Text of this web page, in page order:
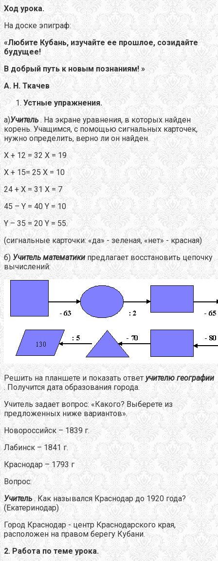
Ход урока.
На доске эпиграф:
«Любите Кубань, изучайте ее прошлое, созидайте
будущее!
В добрый путь к новым познаниям! »
А. Н. Ткачев
Устные упражнения.
а)Учитель . На экране уравнения, в которых найден
корень. Учащимся, с помощью сигнальных карточек,
нужно определить, верно ли он найден.
Х + 12 = 32 Х = 19
Х + 15= 25 Х = 10
24 + Х = 31 Х = 7
45 – Y = 40 Y = 10
Y – 35 = 20 Y = 55.
(сигнальные карточки: «да» - зеленая, «нет» - красная)
б) Учитель математикипредлагает восстановить цепочку
вычислений:
Решить на планшете и показать ответ учителю географии
. Получится дата образования города.
Учитель задает вопрос: «Какого? Выберете из
предложенных ниже вариантов».
Новороссийск – 1839 г.
Лабинск – 1841 г.
Краснодар – 1793 г
Вопрос:
Учитель . Как назывался Краснодар до 1920 года?
(Екатеринодар)
Город Краснодар - центр Краснодарского края,
расположен на правом берегу Кубани.
2. Работа по теме урока.